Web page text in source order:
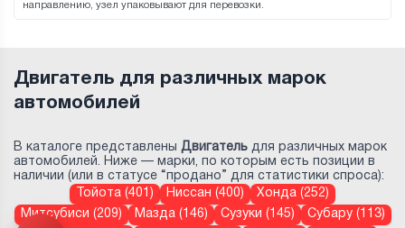
направлению, узел упаковывают для перевозки.
Двигатель для различных марок
автомобилей
В каталоге представлены Двигатель для различных марок
автомобилей. Ниже — марки, по которым есть позиции в
наличии (или в статусе “продано” для статистики спроса):
Тойота (401)
Ниссан (400)
Хонда (252)
Митсубиси (209)
Мазда (146) Сузуки (145)
Субару (113)